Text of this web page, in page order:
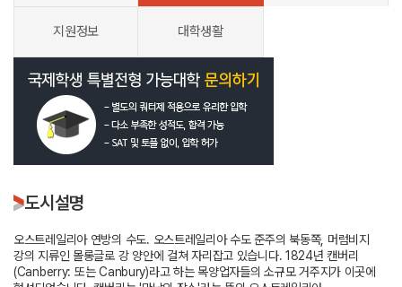
지원정보 대학생활
도시설명
오스트레일리아 연방의 수도. 오스트레일리아 수도 준주의 북동쪽, 머럼비지
강의 지류인 몰롱글로 강 양안에 걸쳐 자리잡고 있습니다. 1824년 캔버리
(Canberry: 또는 Canbury)라고 하는 목양업자들의 소규모 거주지가 이곳에